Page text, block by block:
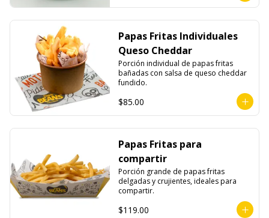
Papas Fritas Individuales
Queso Cheddar
Porción individual de papas fritas
bañadas con salsa de queso cheddar
fundido.
$85.00
Papas Fritas para
compartir
Porción grande de papas fritas
delgadas y crujientes, ideales para
compartir.
$119.00